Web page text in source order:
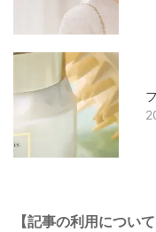
【記事の利用について